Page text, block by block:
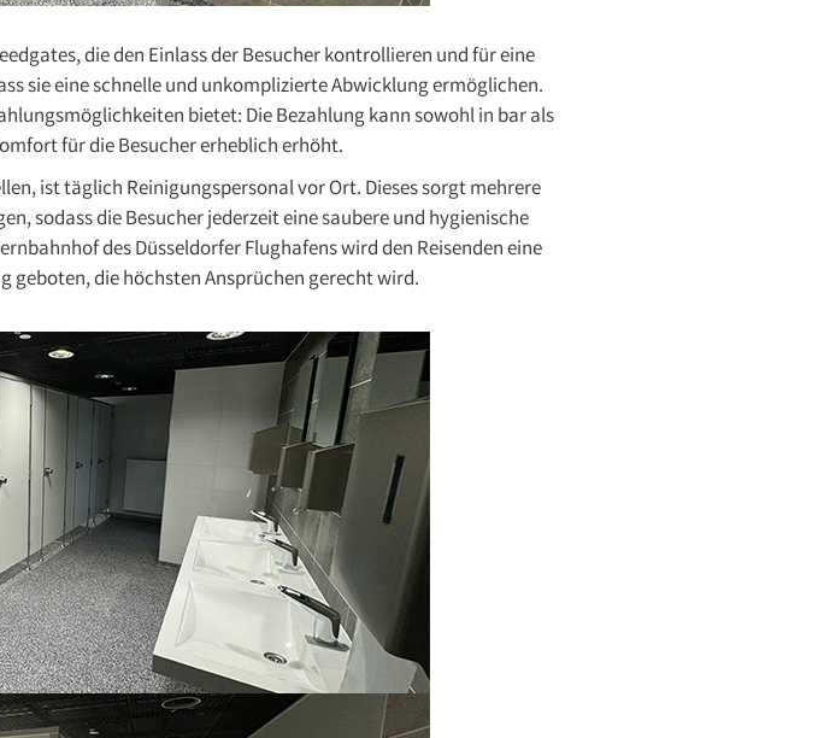
die den Einlass der Besucher kontrollieren und für eine
sie eine schnelle und unkomplizierte Abwicklung ermöglichen.
bietet: Die Bezahlung kann sowohl in bar als
für die Besucher erheblich erhöht.
ist täglich Reinigungspersonal vor Ort. Dieses sorgt mehrere
sodass die Besucher jederzeit eine saubere und hygienische
des Düsseldorfer Flughafens wird den Reisenden eine
die höchsten Ansprüchen gerecht wird.